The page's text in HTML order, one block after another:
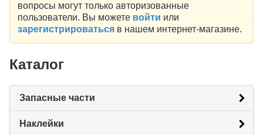
вопросы могут только авторизованные
пользователи. Вы можете войти или
зарегистрироватьсяв нашем интернет-магазине.
Каталог
Запасные части
Наклейки